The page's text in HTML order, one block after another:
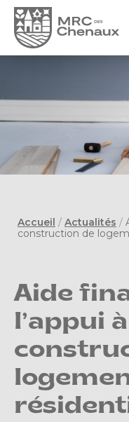
Accueil / Actualités /
construction de
Aide
l’appui